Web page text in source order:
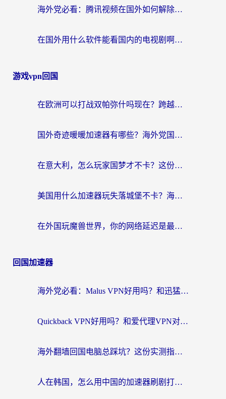
海外党必看：腾讯视频在国外如何解除地域限制？附优酷咪咕使用指南
在国外用什么软件能看国内的电视剧啊？留学生亲测有效的回国加速方案
游戏vpn回国
在欧洲可以打战双帕弥什吗现在？跨越延迟墙的实战指南
国外奇迹暖暖加速器有哪些？海外党国服游戏畅玩终极指南（附亲测推荐）
在意大利，怎么玩家国梦才不卡？这份终极加速指南请收好
美国用什么加速器玩失落城堡不卡？海外党亲测有效的国服游戏加速指南
在外国玩魔兽世界，你的网络延迟是最大的敌人
回国加速器
海外党必看：Malus VPN好用吗？和迅猛兔VPN对比哪个回国效果更好？附真实体验与避坑指南
Quickback VPN好用吗？和爱代理VPN对比哪个回国效果更好？
海外翻墙回国电脑总踩坑？这份实测指南帮你选对加速器（附ChickCNinitapMalus对比）
人在韩国，怎么用中国的加速器刷剧打游戏？这份真实体验指南给你答案